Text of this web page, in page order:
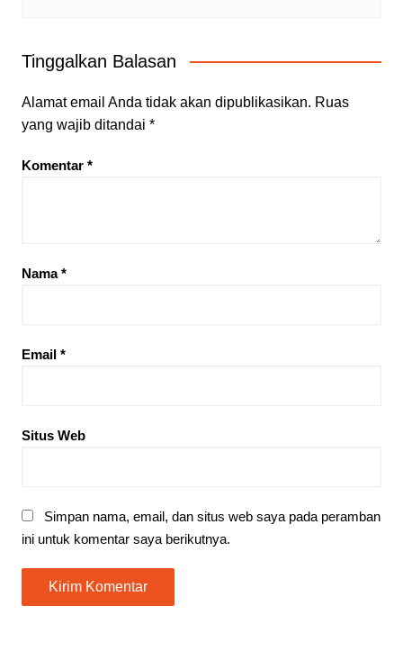
Tinggalkan Balasan
Alamat email Anda tidak akan dipublikasikan. Ruas
yang wajib ditandai *
Komentar *
Nama*
Email *
Situs Web
Simpan nama, email, dan situs web saya pada peramban
ini untuk komentar saya berikutnya.